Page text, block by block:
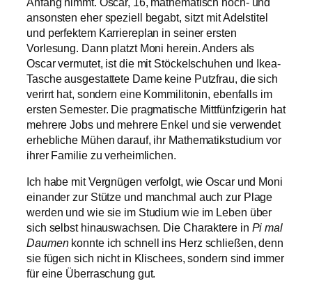
ansonsten eher speziell begabt, sitzt mit Adelstitel
und perfektem Karriereplan in seiner ersten
Vorlesung. Dann platzt Moni herein. Anders als
Oscar vermutet, ist die mit Stöckelschuhen und Ikea-
Tasche ausgestattete Dame keine Putzfrau, die sich
verirrt hat, sondern eine Kommilitonin, ebenfalls im
ersten Semester. Die pragmatische Mittfünfzigerin hat
mehrere Jobs und mehrere Enkel und sie verwendet
erhebliche Mühen darauf, ihr Mathematikstudium vor
ihrer Familie zu verheimlichen.
Ich habe mit Vergnügen verfolgt, wie Oscar und Moni
einander zur Stütze und manchmal auch zur Plage
werden und wie sie im Studium wie im Leben über
sich selbst hinauswachsen. Die Charaktere in Pi mal
Daumenkonnte ich schnell ins Herz schließen, denn
sie fügen sich nicht in Klischees, sondern sind immer
für eine Überraschung gut.